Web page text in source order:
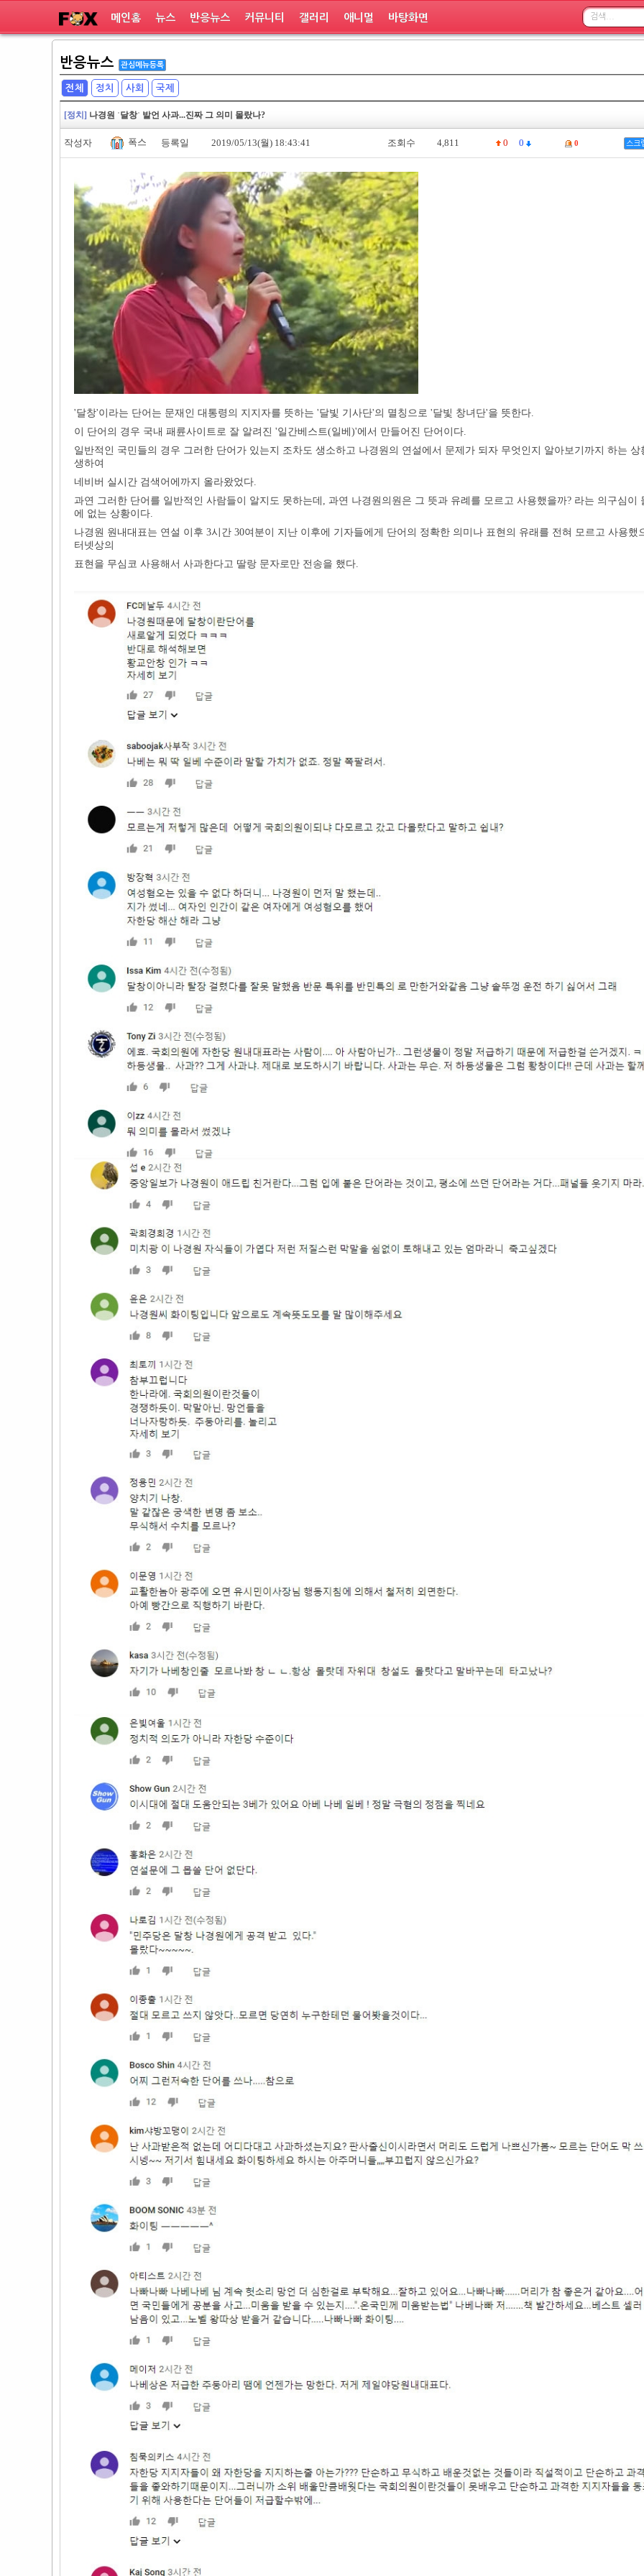
메인홈 뉴스 반응뉴스 커뮤니티 갤러리 애니멀 바탕화면
반응뉴스 관심메뉴등록
전체 정치 사회 국제
[정치] 나경원 ˈ달창ˈ 발언 사과...진짜 그 의미 몰랐나?
작성자 폭스 등록일 2019/05/13(월) 18:43:41 조회수 4,811 0 0 0 스크
'달창'이라는 단어는 문재인 대통령의 지지자를 뜻하는 '달빛 기사단'의 멸칭으로 '달빛 창녀단'을 뜻한다.
이 단어의 경우 국내 패륜사이트로 잘 알려진 '일간베스트(일베)'에서 만들어진 단어이다.
일반적인 국민들의 경우 그러한 단어가 있는지 조차도 생소하고 나경원의 연설에서 문제가 되자 무엇인지 알아보기까지 하는 상
생하여
네비버 실시간 검색어에까지 올라왔었다.
과연 그러한 단어를 일반적인 사람들이 알지도 못하는데, 과연 나경원의원은 그 뜻과 유례를 모르고 사용했을까? 라는 의구심이
에 없는 상황이다.
나경원 원내대표는 연설 이후 3시간 30여분이 지난 이후에 기자들에게 단어의 정확한 의미나 표현의 유래를 전혀 모르고 사용했
터넷상의
표현을 무심코 사용해서 사과한다고 딸랑 문자로만 전송을 했다.